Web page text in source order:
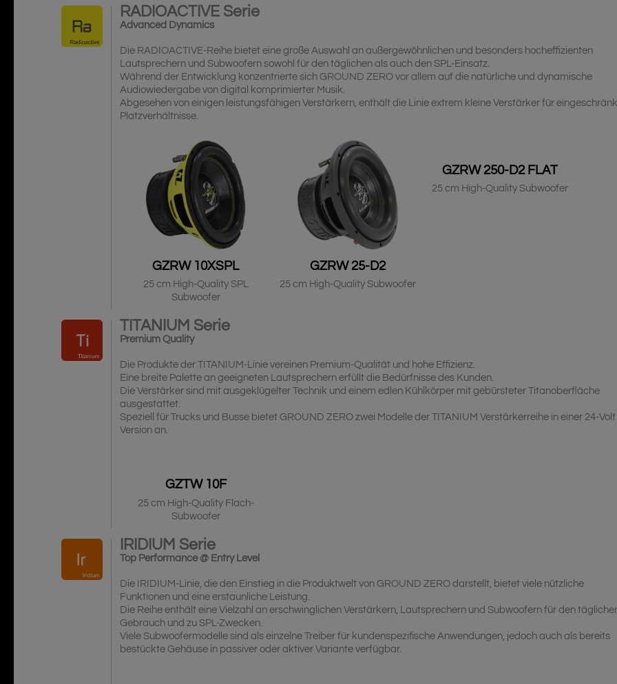
RADIOACTIVE Serie
Advanced Dynamics
Die RADIOACTIVE-Reihe bietet eine große Auswahl an außergewöhnlichen und besonders hocheffizienten
Lautsprechern und Subwoofern sowohl für den täglichen als auch den SPL-Einsatz.
Während der Entwicklung konzentrierte sich GROUND ZERO vor allem auf die natürliche und dynamische
Audiowiedergabe von digital komprimierter Musik.
Abgesehen von einigen leistungsfähigen Verstärkern, enthält die Linie extrem kleine Verstärker für
Platzverhältnisse.
GZRW 10XSPL
25 cm High-Quality SPL
Subwoofer
GZRW 25-D2
25 cm High-Quality Subwoofer
GZRW 250-D2 FLAT
25 cm High-Quality Subwoofer
TITANIUM Serie
Premium Quality
Die Produkte der TITANIUM-Linie vereinen Premium-Qualität und hohe Effizienz.
Eine breite Palette an geeigneten Lautsprechern erfüllt die Bedürfnisse des Kunden.
Die Verstärker sind mit ausgeklügelter Technik und einem edlen Kühlkörper mit gebürsteter Titanoberfläche
ausgestattet.
Speziell für Trucks und Busse bietet GROUND ZERO zwei Modelle der TITANIUM Verstärkerreihe in einer 24-Volt
Version an.
GZTW 10F
25 cm High-Quality Flach-
Subwoofer
IRIDIUM Serie
Top Performance @ Entry Level
Die IRIDIUM-Linie, die den Einstieg in die Produktwelt von GROUND ZERO darstellt, bietet viele nützliche
Funktionen und eine erstaunliche Leistung.
Die Reihe enthält eine Vielzahl an erschwinglichen Verstärkern, Lautsprechern und Subwoofern für den
Gebrauch und zu SPL-Zwecken.
Viele Subwoofermodelle sind als einzelne Treiber für kundenspezifische Anwendungen, jedoch auch als bereits
bestückte Gehäuse in passiver oder aktiver Variante verfügbar.